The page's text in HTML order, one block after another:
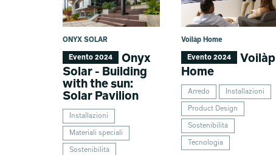
ONYX SOLAR
Evento 2024
Onyx
Solar - Building
with the sun:
Solar Pavilion
Installazioni
Materiali speciali
Sostenibilità
Voilàp Home
Evento 2024
Voilàp
Home
Arredo Installazioni
Product Design
Sostenibilità
Tecnologia